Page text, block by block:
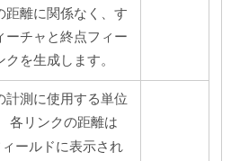
距離に関係なく、す
ーチャと終点フィー
を生成します。
計測に使用する単位
各リンクの距離は
ールドに表示され